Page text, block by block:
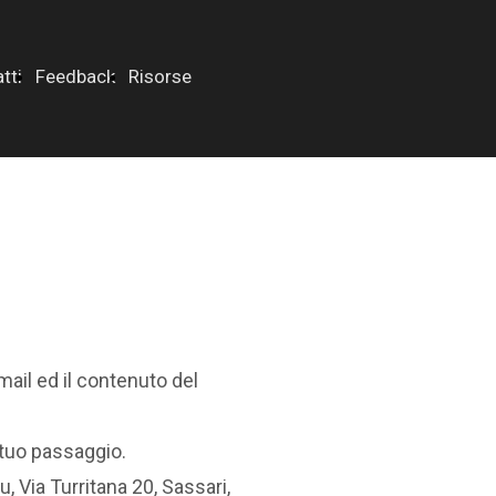
Feedback Risorse
ed il contenuto del
passaggio.
Via Turritana 20, Sassari,